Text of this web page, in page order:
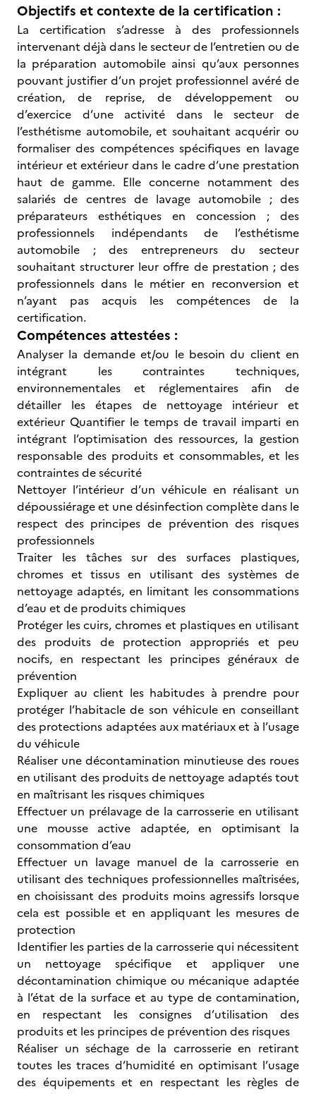
Objectifs et contexte de la certification :
La certification s’adresse à des professionnels
intervenant déjà dans le secteur de l’entretien ou de
la préparation automobile ainsi qu’aux personnes
pouvant justifier d’un projet professionnel avéré de
création, de reprise, de développement ou
d’exercice d’une activité dans le secteur de
l’esthétisme automobile, et souhaitant acquérir ou
formaliser des compétences spécifiques en lavage
intérieur et extérieur dans le cadre d’une prestation
haut de gamme. Elle concerne notamment des
salariés de centres de lavage automobile ; des
préparateurs esthétiques en concession ; des
professionnels indépendants de l’esthétisme
automobile ; des entrepreneurs du secteur
souhaitant structurer leur offre de prestation ; des
professionnels dans le métier en reconversion et
n’ayant pas acquis les compétences de la
certification.
Compétences attestées :
Analyser la demande et/ou le besoin du client en
intégrant les contraintes techniques,
environnementales et réglementaires afin de
détailler les étapes de nettoyage intérieur et
extérieur Quantifier le temps de travail imparti en
intégrant l’optimisation des ressources, la gestion
responsable des produits et consommables, et les
contraintes de sécurité
Nettoyer l’intérieur d’un véhicule en réalisant un
dépoussiérage et une désinfection complète dans le
respect des principes de prévention des risques
professionnels
Traiter les tâches sur des surfaces plastiques,
chromes et tissus en utilisant des systèmes de
nettoyage adaptés, en limitant les consommations
d’eau et de produits chimiques
Protéger les cuirs, chromes et plastiques en utilisant
des produits de protection appropriés et peu
nocifs, en respectant les principes généraux de
prévention
Expliquer au client les habitudes à prendre pour
protéger l’habitacle de son véhicule en conseillant
des protections adaptées aux matériaux et à l’usage
du véhicule
Réaliser une décontamination minutieuse des roues
en utilisant des produits de nettoyage adaptés tout
en maîtrisant les risques chimiques
Effectuer un prélavage de la carrosserie en utilisant
une mousse active adaptée, en optimisant la
consommation d’eau
Effectuer un lavage manuel de la carrosserie en
utilisant des techniques professionnelles maîtrisées,
en choisissant des produits moins agressifs lorsque
cela est possible et en appliquant les mesures de
protection
Identifier les parties de la carrosserie qui nécessitent
un nettoyage spécifique et appliquer une
décontamination chimique ou mécanique adaptée
à l’état de la surface et au type de contamination,
en respectant les consignes d’utilisation des
produits et les principes de prévention des risques
Réaliser un séchage de la carrosserie en retirant
toutes les traces d’humidité en optimisant l’usage
des équipements et en respectant les règles de